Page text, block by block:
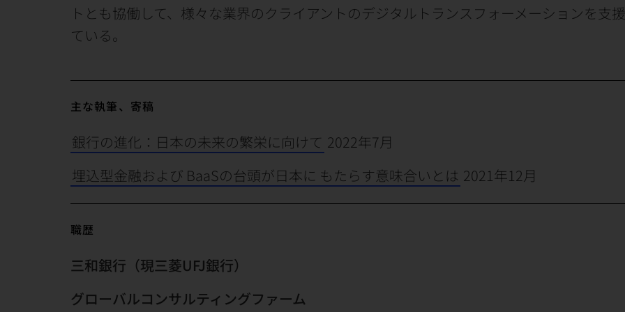
トとも協働して、様々な業界のクライアントのデジタルトランスフォーメーションを支
ている。
主な執筆、寄稿
銀行の進化：日本の未来の繁栄に向けて 2022年7月
埋込型金融および BaaSの台頭が日本に もたらす意味合いとは 2021年12月
職歴
三和銀行（現三菱UFJ銀行）
グローバルコンサルティングファーム